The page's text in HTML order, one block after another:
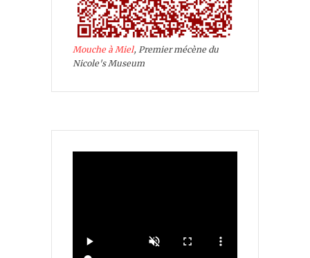
Mouche à Miel, Premier mécène du
Nicole's Museum